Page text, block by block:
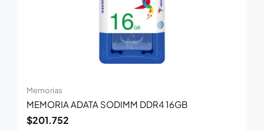
Memorias
MEMORIA ADATA SODIMM DDR4 16GB
$201.752